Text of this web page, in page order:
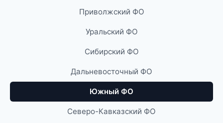
Приволжский ФО
Уральский ФО
Сибирский ФО
Дальневосточный ФО
Южный ФО
Северо-Кавказский ФО